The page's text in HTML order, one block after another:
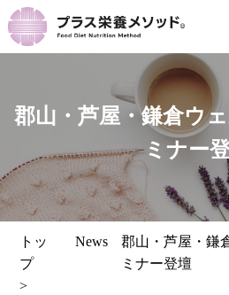
郡山・芦屋・鎌倉ウ
ミナー
トッ
プ
>
News
郡山・芦屋・鎌
ミナー登壇